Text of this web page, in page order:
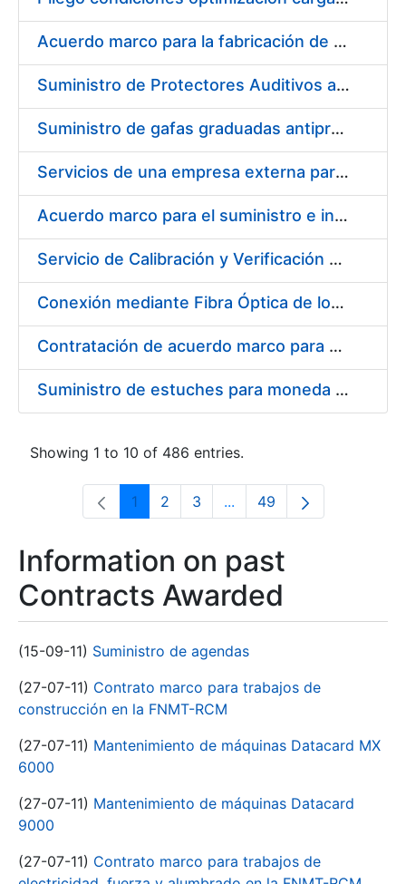
Show/Hide
Acuerdo marco para la fabricación de piezas
Suministro de Protectores Auditivos a medida para las personas trabajadoras de los Centros de Trabajo de Madrid y Burgos
Suministro de gafas graduadas antiproyecciones para los trabajadores de la FNMT-RCM en los centros de trabajo de Madrid y Burgos
Servicios de una empresa externa para el asesoramiento y resolución de los recursos de alzada que se presentan relacionados con procesos de selección para la FNMT-RCM
Acuerdo marco para el suministro e instalación de persianas, estores y otros complementos
Servicio de Calibración y Verificación Externa de los Equipos de Medición del Servicio de Prevención de la FNMT-RCM
Conexión mediante Fibra Óptica de los Centros de Proceso de Datos (CPDs) de las sedes de la FNMT-RCM de Burgos y Madrid
Contratación de acuerdo marco para el Suministro de Material de Electricidad para la Fábrica Nacional de Moneda y Timbre-Real Casa de la Moneda en su centro de trabajo de Burgos
Suministro de estuches para moneda de 30 €
Showing 1 to 10 of 486 entries.
Page
1 Page
2 Page
3 ...Intermediate Pages Use
Page
49
Information on past
Contracts Awarded
(15-09-11) Suministro de agendas
(27-07-11) Contrato marco para trabajos de
construcción en la FNMT-RCM
(27-07-11) Mantenimiento de máquinas Datacard MX
6000
(27-07-11) Mantenimiento de máquinas Datacard
9000
(27-07-11) Contrato marco para trabajos de